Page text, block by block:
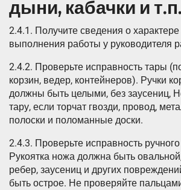
дыни, кабачки и
2.4.1. Получите сведения о
выполнения работы у руководителя
2.4.2. Проверьте исправность тары
корзин, ведер, контейнеров). Ручки
должны быть целыми, без заусениц,
тару, если торчат гвозди, провод,
полоски и поломанные доски.
2.4.3. Проверьте исправность
Рукоятка ножа должна быть
ребер, заусениц и других
быть острое. Не проверяйте